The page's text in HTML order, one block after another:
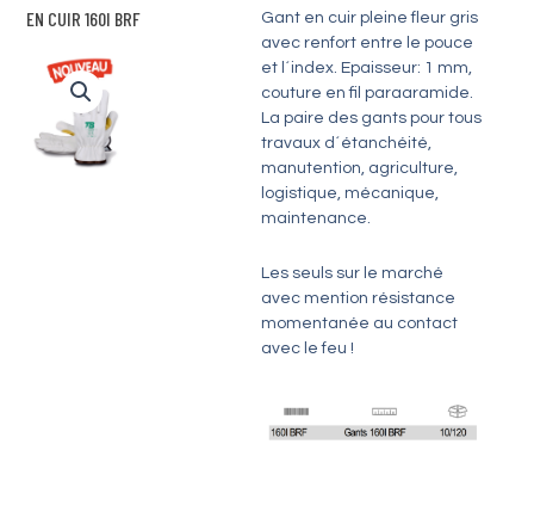
Gant en cuir pleine fleur gris
avec renfort entre le pouce
et l´index. Epaisseur: 1 mm,
couture en fil paraaramide.
La paire des gants pour tous
travaux d´étanchéité,
manutention, agriculture,
logistique, mécanique,
maintenance.
Les seuls sur le marché
avec mention résistance
momentanée au contact
avec le feu !
EN CUIR 160I BRF